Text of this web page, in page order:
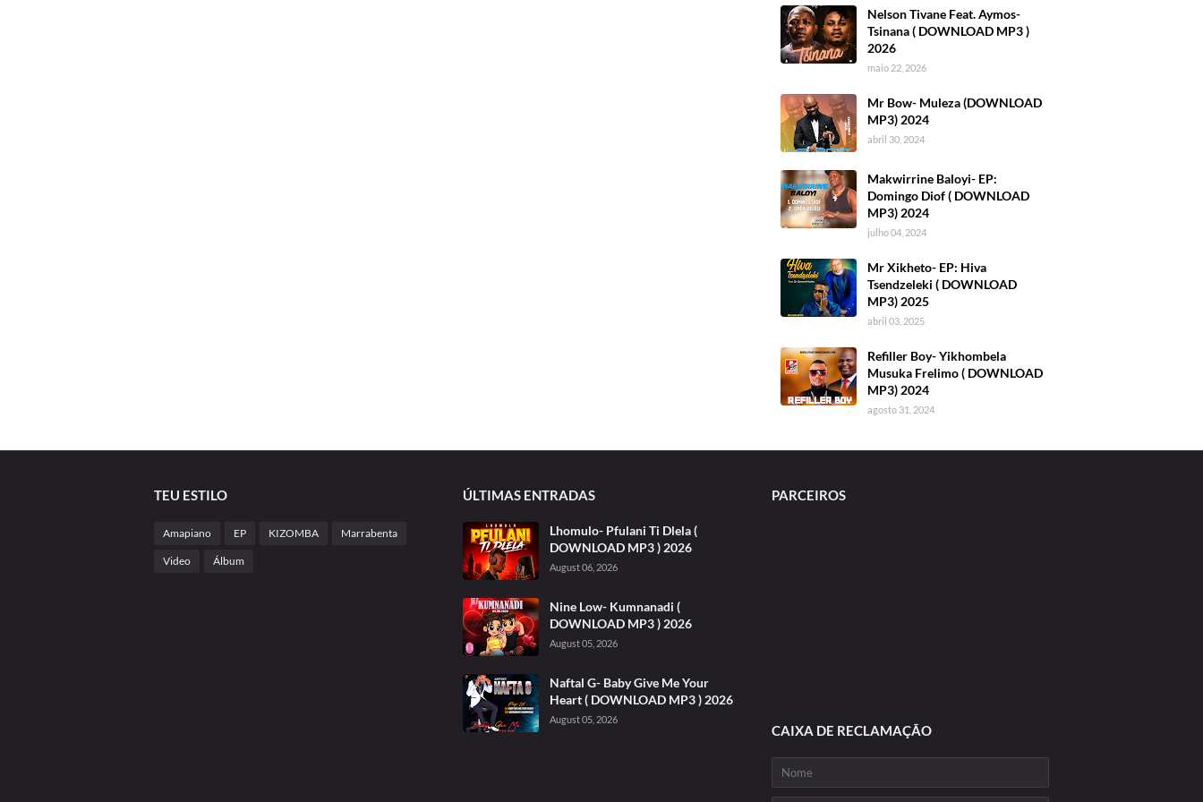
Nelson Tivane Feat. Aymos-
Tsinana ( DOWNLOAD MP3 )
2026
maio 22, 2026
Mr Bow- Muleza (DOWNLOAD
MP3) 2024
abril 30, 2024
Makwirrine Baloyi- EP:
Domingo Diof ( DOWNLOAD
MP3) 2024
julho 04, 2024
Mr Xikheto- EP: Hiva
Tsendzeleki ( DOWNLOAD
MP3) 2025
abril 03, 2025
Refiller Boy- Yikhombela
Musuka Frelimo ( DOWNLOAD
MP3) 2024
agosto 31, 2024
TEU ESTILO
Amapiano EP KIZOMBA Marrabenta
Video Álbum
ÚLTIMAS ENTRADAS
Lhomulo- Pfulani Ti Dlela (
DOWNLOAD MP3 ) 2026
August 06, 2026
Nine Low- Kumnanadi (
DOWNLOAD MP3 ) 2026
August 05, 2026
Naftal G- Baby Give Me Your
Heart ( DOWNLOAD MP3 ) 2026
August 05, 2026
PARCEIROS
CAIXA DE RECLAMAÇÃO